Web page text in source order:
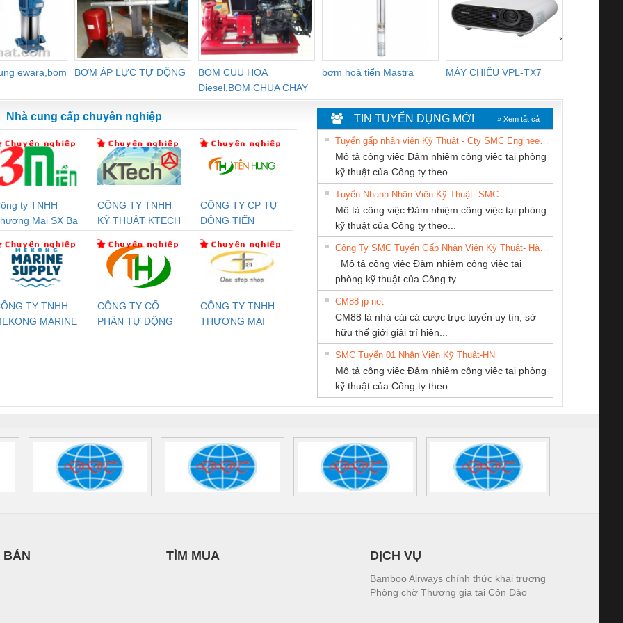
ewara,bom
BƠM ÁP LỰC TỰ ĐỘNG
BOM CUU HOA
Diesel,BOM CHUA CHAY
bơm hoả tiển Mastra MÁY CHIẾU VPL-TX7
›
An Toàn
Contact
1NO-
24DC-SP -
Rơ Le An Toàn
Phoenix Contact
PSR-SCP-
24UC/ESL4/3X1/1X2/B
- 2981059
Điện AC
Mô-đun Ắc Quy UPS
Bộ Lặp Tín Hiệu
PROFIBUS Phoenix
Contact PSI-REP-
PROFIBUS/12MB -
2708863
Rơ Le An Toàn
Phoenix Contact
2986960 – PSR-
SCP-
24DC/FSP/2X1/1X2
Rơ Le An Toàn
Bộ giám sát chuỗi
tấm pin
TRANSCLINIC 16I+
1K5 H (2502520000)
Bộ giám sát chuỗi
tấm pin
TRANSCLINIC 16I+
1K5 L (2433950000)
Bộ giám sát dòng
TRANSCLINIC 16I+
(2008130000)
Bộ chỉnh lưu nguồn
điện TRANSCLINIC
BKE 1K5.4
(7791400879)2. Giá
Nẹp nhôm chống
trơn Đà Nẵng
Nhà cung cấp chuyên nghiệp
ty TNHH
Mại SX Ba
CÔNG TY TNHH
KỸ THUẬT KTECH
CÔNG TY CP TỰ
ĐỘNG TIẾN
TY TNHH
MARINE
CÔNG TY CỔ
PHẦN TỰ ĐỘNG
CÔNG TY TNHH
THƯƠNG MẠI
Cty TNHH TM QC
Ba Miền
CÔNG TY CỔ
PHẦN DÂY VÀ
CÁP ĐIỆN
THƯỢNG ĐÌNH
Công Ty TNHH
Quốc Thịnh
CONG TY TNHH
TM-DV DAI DONG
THANH
KINH DOANH
DỊCH VỤ XNK
PHƯƠNG NAM
THIẾT BỊ CÔNG
NAM
TIN TUYỂN DỤNG MỚI » Xem tất cả
Mô tả công việc Đảm nhiệm công việc tại phòng
kỹ thuật của Công ty theo...
Tuyển Nhanh Nhân Viên Kỹ Thuật- SMC
Mô tả công việc Đảm nhiệm công việc tại phòng
kỹ thuật của Công ty theo...
Mô tả công việc Đảm nhiệm công việc tại
phòng kỹ thuật của Công ty...
CM88 jp net
CM88 là nhà cái cá cược trực tuyến uy tín, sở
hữu thế giới giải trí hiện...
SMC Tuyển 01 Nhân Viên Kỹ Thuật-HN
Mô tả công việc Đảm nhiệm công việc tại phòng
kỹ thuật của Công ty theo...
BÁN TÌM MUA DỊCH VỤ
Bamboo Airways chính thức khai trương
Phòng chờ Thương gia tại Côn Đảo